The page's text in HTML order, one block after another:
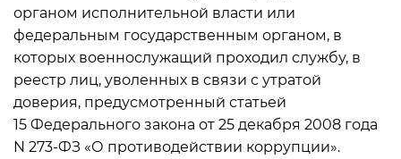
органом исполнительной власти или
федеральным государственным органом, в
которых военнослужащий проходил службу, в
реестр лиц, уволенных в связи с утратой
доверия, предусмотренный статьей
15 Федерального закона от 25 декабря 2008 года
N 273-ФЗ «О противодействии коррупции».